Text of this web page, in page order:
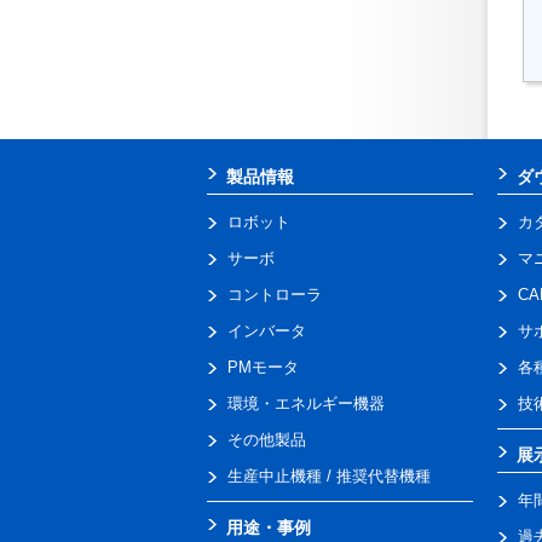
製品情報
ロボット
サーボ
コントローラ
インバータ
PMモータ
環境・エネルギー機器
その他製品
生産中止機種 / 推奨代替機種
用途・事例
ダ
カ
マ
サ
各
技
展
年
過